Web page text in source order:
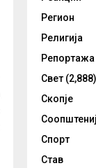
Регион
Религија
Репортажа
Свет (2,888)
Скопје
Спорт
Став